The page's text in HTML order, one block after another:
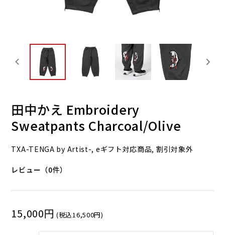
田中かえ Embroidery
Sweatpants Charcoal/Olive
TXA-TENGA by Artist-, eギフト対応商品, 割引対象外
レビュー（0件）
15,000円 (税込16,500円)